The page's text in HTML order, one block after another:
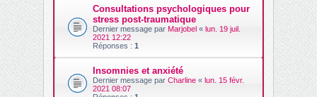
Consultations psychologiques pour
stress post-traumatique
Dernier message par Marjobel « lun. 19 juil.
2021 12:22
Réponses : 1
Insomnies et anxiété
Dernier message par Charline « lun. 15 févr.
2021 08:07